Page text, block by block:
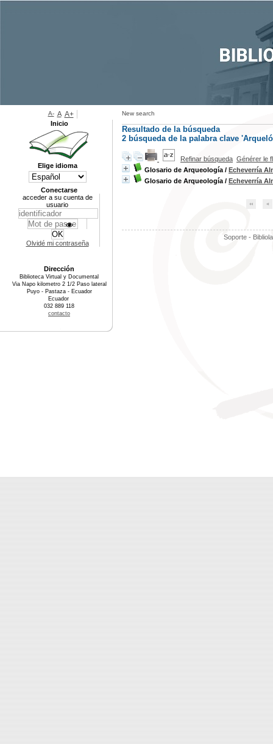
New search
Resultado de la búsqueda
2 búsqueda de la palabra clave
Refinar búsqueda Générer le
Glosario de Arqueología / Echeverría
Glosario de Arqueología / Echeverría
Soporte -
A- A A+
Inicio
Elige idioma
Conectarse
acceder a su cuenta de
usuario
Olvidé mi contraseña
Dirección
Biblioteca Virtual y Documental
Via Napo kilometro 2 1/2 Paso lateral
Puyo - Pastaza - Ecuador
Ecuador
032 889 118
contacto